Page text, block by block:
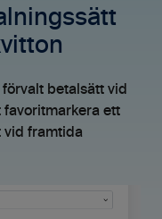
betalsätt vid
favoritmarkera ett
vid framtida